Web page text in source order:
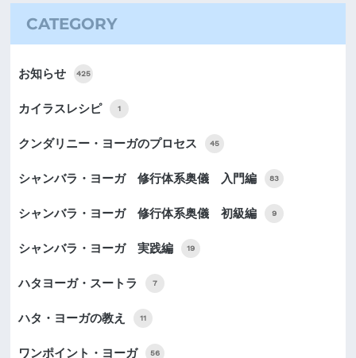
CATEGORY
お知らせ 425
カイラスレシピ 1
クンダリニー・ヨーガのプロセス 45
シャンバラ・ヨーガ 修行体系奥儀 入門編 83
シャンバラ・ヨーガ 修行体系奥儀 初級編 9
シャンバラ・ヨーガ 実践編 19
ハタヨーガ・スートラ 7
ハタ・ヨーガの教え 11
ワンポイント・ヨーガ 56